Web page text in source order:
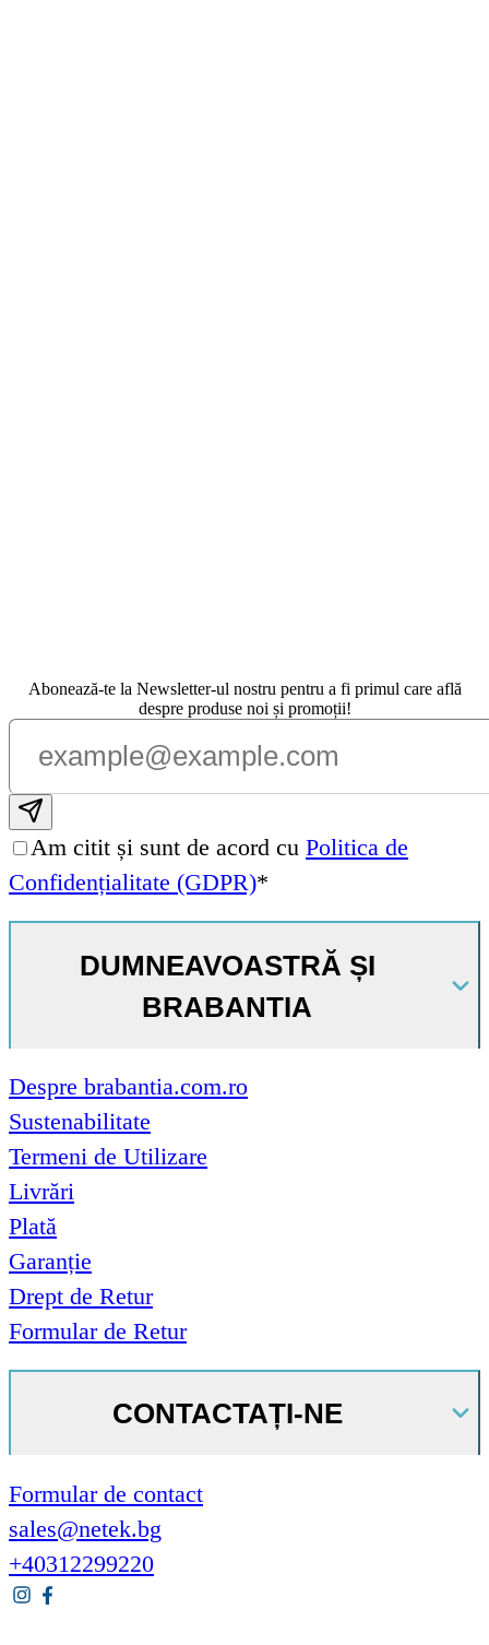
Abonează-te la Newsletter-ul nostru pentru a fi primul care află
despre produse noi și promoții!
Subscribe email
Am citit și sunt de acord cu Politica de
Confidențialitate (GDPR)*
DUMNEAVOASTRĂ ȘI
BRABANTIA
Despre brabantia.com.ro
Sustenabilitate
Termeni de Utilizare
Livrări
Plată
Garanție
Drept de Retur
Formular de Retur
CONTACTAȚI-NE
Formular de contact
sales@netek.bg
+40312299220